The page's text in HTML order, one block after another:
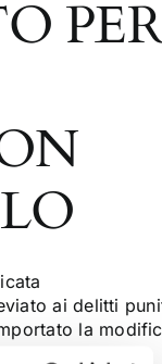
PER
ai delitti
la